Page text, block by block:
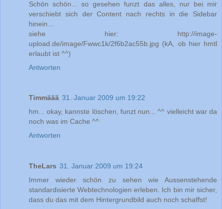
Schön schön... so gesehen funzt das alles, nur bei mir
verschiebt sich der Content nach rechts in die Sidebar
hinein...
siehe hier: http://image-
upload.de/image/Fwwc1k/2f6b2ac55b.jpg (kA, ob hier hmtl
erlaubt ist ^^)
Antworten
Timmäää 31. Januar 2009 um 19:22
hm... okay, kannste löschen, funzt nun... ^^ vielleicht war da
noch was im Cache ^^
Antworten
TheLars 31. Januar 2009 um 19:24
Immer wieder schön zu sehen wie Aussenstehende
standardisierte Webtechnologien erleben. Ich bin mir sicher,
dass du das mit dem Hintergrundbild auch noch schaffst!